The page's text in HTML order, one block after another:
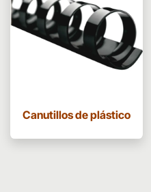
Canutillos de plástico